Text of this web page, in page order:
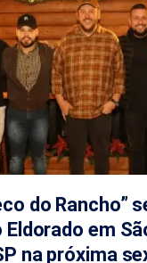
do Rancho”
Eldorado em
na próxima